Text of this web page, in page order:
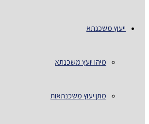
ייעוץ משכנתא
מיהו יועץ משכנתא
מתן יעוץ משכנתאות